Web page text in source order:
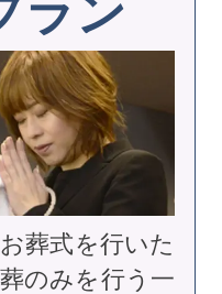
ラン
葬式を行いた
のみを行う一